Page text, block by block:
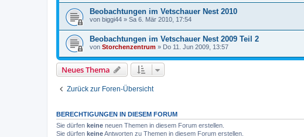
Beobachtungen im Vetschauer Nest 2010
von biggi44 » Sa 6. Mär 2010, 17:54
Beobachtungen im Vetschauer Nest 2009 Teil 2
von Storchenzentrum » Do 11. Jun 2009, 13:57
Neues Thema
Zurück zur Foren-Übersicht
BERECHTIGUNGEN IN DIESEM FORUM
Sie dürfen keine neuen Themen in diesem Forum erstellen.
Sie dürfen keineAntworten zu Themen in diesem Forum erstellen.